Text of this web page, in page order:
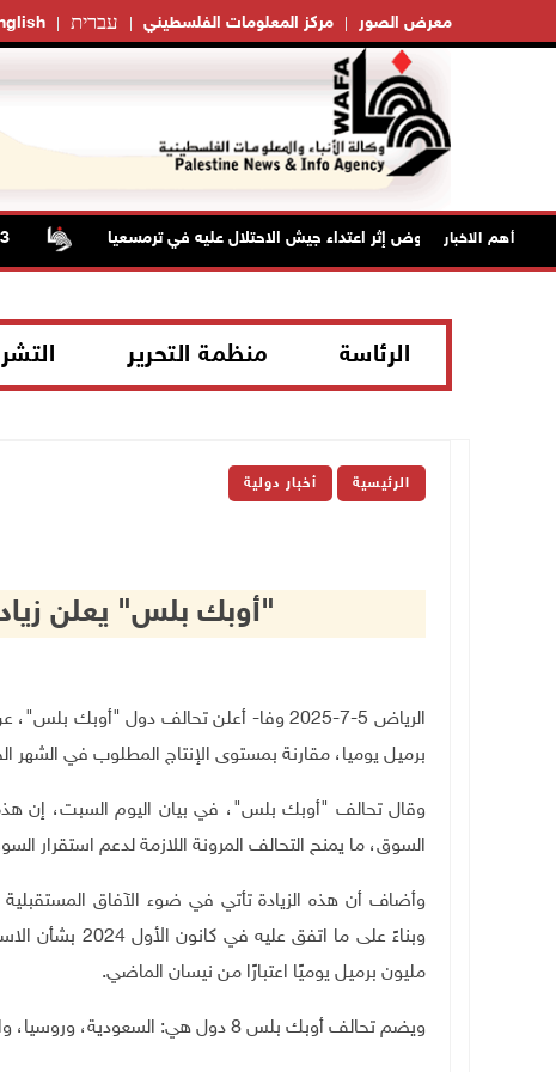
עברית مركز المعلومات الفلسطيني معرض الصور
أهم الاخبار
بجروح ورضوض إثر اعتداء جيش الاحتلال عليه في ترمسعيا
الرئاسة منظمة التحرير
الرئيسية أخبار دولية
"أوبك بلس" يعلن
برميل يوميا، مقارنة بمستوى الإنتاج المطلوب في الشهر
وقال تحالف "أوبك بلس"، في بيان اليوم السبت، إن هذه
السوق، ما يمنح التحالف المرونة اللازمة لدعم استقرار
وأضاف أن هذه الزيادة تأتي في ضوء الآفاق المستقبلية
مليون برميل يوميًا اعتبارًا من نيسان الماضي.
ويضم تحالف أوبك بلس 8 دول هي: السعودية، وروسيا، والعراق، والإمارات، والكويت، وكازاخستان، والجزائر، وعُمان